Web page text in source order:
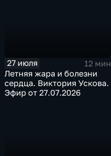
27 июля
12 мин
Летняя жара и болезни
сердца. Виктория Ускова.
Эфир от 27.07.2026